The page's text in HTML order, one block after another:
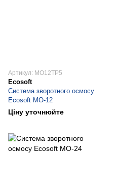
Артикул: MO12TP5
Ecosoft
Система зворотного осмосу
Ecosoft МО-12
Ціну уточнюйте